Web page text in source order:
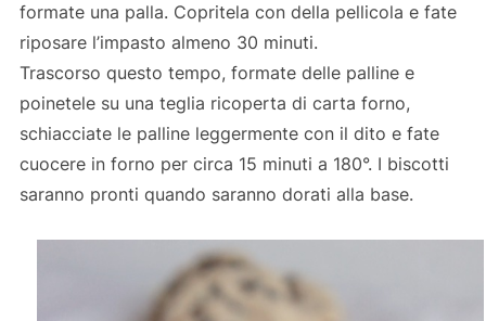
formate una palla. Copritela con della pellicola e fate
riposare l’impasto almeno 30 minuti.
Trascorso questo tempo, formate delle palline e
poinetele su una teglia ricoperta di carta forno,
schiacciate le palline leggermente con il dito e fate
cuocere in forno per circa 15 minuti a 180°. I biscotti
saranno pronti quando saranno dorati alla base.